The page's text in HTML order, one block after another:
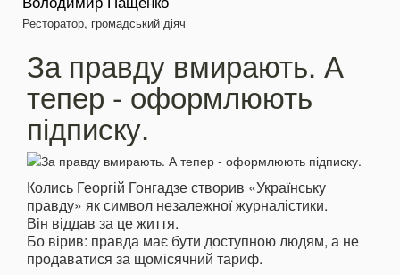
Ресторатор, громадський діяч
За правду вмирають. А
тепер - оформлюють
підписку.
Колись Георгій Гонгадзе створив «Українську
правду» як символ незалежної журналістики.
Він віддав за це життя.
Бо вірив: правда має бути доступною людям, а не
продаватися за щомісячний тариф.